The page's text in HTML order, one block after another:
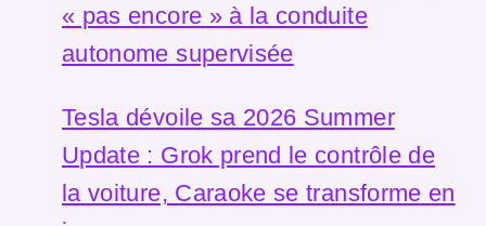
« pas encore » à la conduite
autonome supervisée
Tesla dévoile sa 2026 Summer
Update : Grok prend le contrôle de
la voiture, Caraoke se transforme en